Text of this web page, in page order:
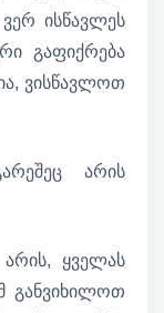
ვერ ისწავლეს
გაფიქრება
ვისწავლოთ
არის
არის, ყველას
განვიხილოთ